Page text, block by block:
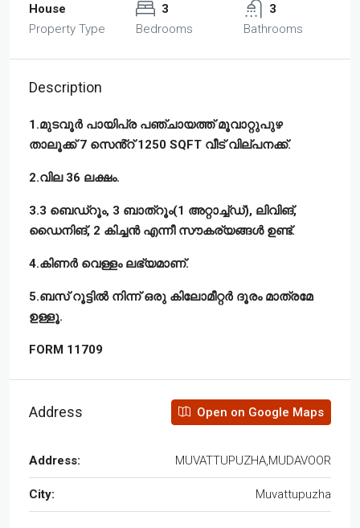
House
Property Type
3
Bedrooms
3
Bathrooms
Description
1.മുടവൂർ പായിപ്ര പഞ്ചായത്ത് മൂവാറ്റുപുഴ
താലൂക്ക് 7 സെൻ്റ് 1250 SQFT വീട് വില്പനക്ക്.
2.വില 36 ലക്ഷം.
3.3 ബെഡ്റൂം, 3 ബാത്റൂം(1 അറ്റാച്ച്ഡ്), ലിവിങ്,
ഡൈനിങ്, 2 കിച്ചൻ എന്നീ സൗകര്യങ്ങൾ ഉണ്ട്.
4.കിണർ വെള്ളം ലഭ്യമാണ്.
5.ബസ് റൂട്ടിൽ നിന്ന് ഒരു കിലോമീറ്റർ ദൂരം മാത്രമേ
ഉള്ളൂ.
FORM 11709
Address Open on Google Maps
Address: MUVATTUPUZHA,MUDAVOOR
City: Muvattupuzha